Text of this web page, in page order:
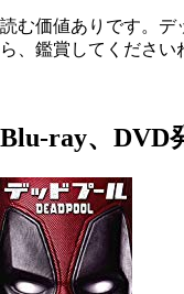
読む価値ありです。デ
ら、鑑賞してください
Blu-ray、DVD